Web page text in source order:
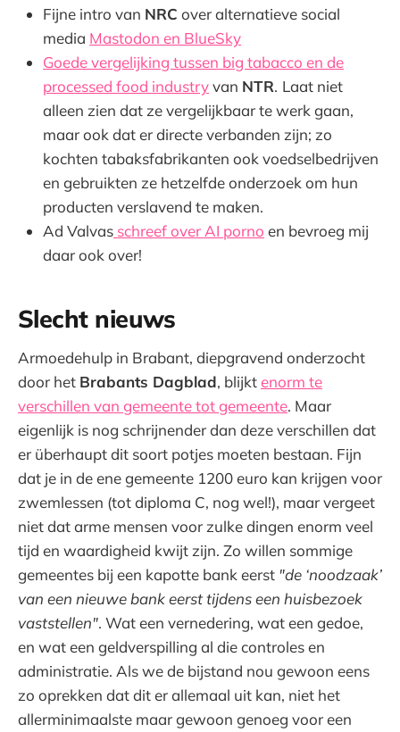
Fijne intro van NRC over alternatieve social
media Mastodon en BlueSky
Goede vergelijking tussen big tabacco en de
processed food industryvan NTR. Laat niet
alleen zien dat ze vergelijkbaar te werk gaan,
maar ook dat er directe verbanden zijn; zo
kochten tabaksfabrikanten ook voedselbedrijven
en gebruikten ze hetzelfde onderzoek om hun
producten verslavend te maken.
Ad Valvas schreef over AI porno en bevroeg mij
daar ook over!
Slecht nieuws
Armoedehulp in Brabant, diepgravend onderzocht
door het Brabants Dagblad, blijktenorm te
verschillen van gemeente tot gemeente. Maar
eigenlijk is nog schrijnender dan deze verschillen dat
er überhaupt dit soort potjes moeten bestaan. Fijn
dat je in de ene gemeente 1200 euro kan krijgen voor
zwemlessen (tot diploma C, nog wel!), maar vergeet
niet dat arme mensen voor zulke dingen enorm veel
tijd en waardigheid kwijt zijn. Zo willen sommige
gemeentes bij een kapotte bank eerst "de ‘noodzaak’
van een nieuwe bank eerst tijdens een huisbezoek
vaststellen". Wat een vernedering, wat een gedoe,
en wat een geldverspilling al die controles en
administratie. Als we de bijstand nou gewoon eens
zo oprekken dat dit er allemaal uit kan, niet het
allerminimaalste maar gewoon genoeg voor een